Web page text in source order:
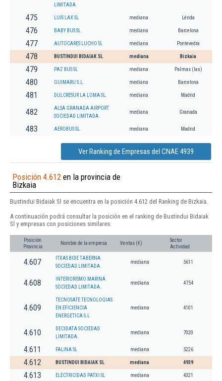
LIMITADA.
475 LUIS LAX SL mediana Lérida
476 BABY BUS SL mediana Barcelona
477 AUTOCARES LUCHO SL mediana Pontevedra
478 BUSTINDUI BIDAIAK SL mediana Bizkaia
479 PAZ BUS SL mediana Palmas (las)
480 GUIMARU S.L. mediana Barcelona
481 DULCRESUR LA LOMA SL. mediana Madrid
482
ALSA GRANADA AIRPORT
SOCIEDAD LIMITADA.
mediana Granada
483 AEROBUS SL. mediana Madrid
Ver Ranking de Empresas del CNAE 4939
Posición 4.612 en la provincia de
Bizkaia
Bustindui Bidaiak Sl se encuentra en la posición 4.612 del Ranking de Bizkaia.
A continuación podrá consultar la posición en el ranking de Bustindui Bidaiak
Sl y empresas con posiciones similares:
Posición
Provincia
Nombre de la empresa Ventas (€)
Sector
Actividad
4.607
ITXAS BIDE TABERNA
SOCIEDAD LIMITADA.
mediana 5611
4.608
INTERIORISMO MARINA
SOCIEDAD LIMITADA.
mediana 4754
4.609
TECNOSATE TECNOLOGIAS
EN EFICIENCIA
ENERGETICA S.L
mediana 4101
4.610
DECIDATA SOCIEDAD
LIMITADA.
mediana 7020
4.611 FALINA SL mediana 5226
4.612 BUSTINDUI BIDAIAK SL mediana 4939
4.613 ELECTRICIDAD PATXI SL mediana 4321